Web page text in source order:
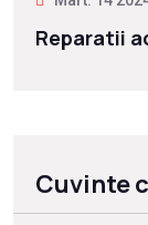
Reparatii
Cuvinte